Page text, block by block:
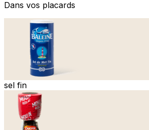
Dans vos placards
sel fin